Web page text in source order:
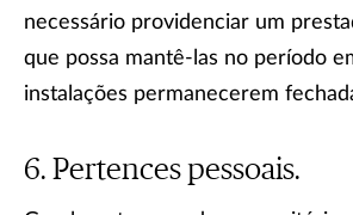
necessário providenciar um
que possa mantê-las no período
instalações permanecerem
Pertences pessoais.